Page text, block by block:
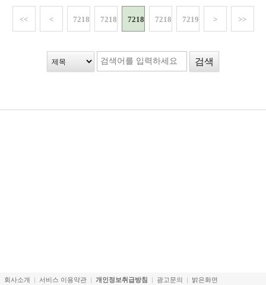
<< < 72186 72187 72188 72189 72190 > >>
회사소개 서비스 이용약관 개인정보취급방침 광고문의 밝은화면